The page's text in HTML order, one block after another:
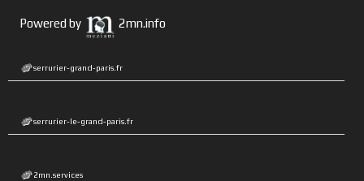
Powered by 2mn.info
serrurier-grand-paris.fr
serrurier-le-grand-paris.fr
2mn.services